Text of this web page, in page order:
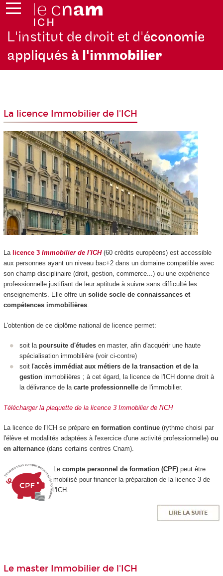
L'institut de droit et d'économie
appliqués à l'immobilier
La licence Immobilier de l'ICH
La licence 3Immobilier de l'ICH(60 crédits européens) est accessible
aux personnes ayant un niveau bac+2 dans un domaine compatible avec
son champ disciplinaire (droit, gestion, commerce...) ou une expérience
professionnelle justifiant de leur aptitude à suivre sans difficulté les
enseignements. Elle offre un solide socle de connaissances et
compétences immobilières.
L'obtention de ce diplôme national de licence permet:
soit la poursuite d'études en master, afin d'acquérir une haute
spécialisation immobilière (voir ci-contre)
soit l'accès immédiat aux métiers de la transaction et de la
gestion immobilières ; à cet égard, la licence de l'ICH donne droit à
la délivrance de la carte professionnelle de l'immobilier.
Télécharger la plaquette de la licence 3 Immobilier de l'ICH
La licence de l'ICH se prépareen formation continue (rythme choisi par
l'élève et modalités adaptées à l'exercice d'une activité professionnelle) ou
en alternance (dans certains centres Cnam).
Le compte personnel de formation (CPF) peut être
mobilisé pour financer la préparation de la licence 3 de
l'ICH.
Le master Immobilier de l'ICH